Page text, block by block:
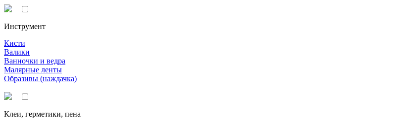
Инструмент
Кисти
Валики
Ванночки и ведра
Малярные ленты
Образивы (наждачка)
Клеи, герметики, пена